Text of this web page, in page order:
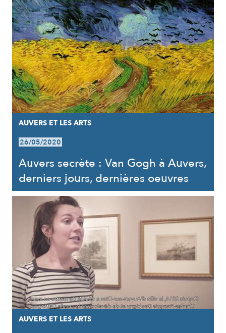
AUVERS ET LES ARTS
26/05/2020
Auvers secrète : Van Gogh à Auvers,
derniers jours, dernières oeuvres
AUVERS ET LES ARTS